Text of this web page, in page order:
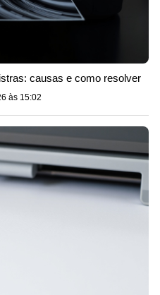
causas e como resolver
às 15:02